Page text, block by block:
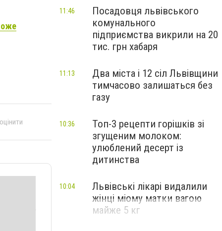
Посадовця львівського
комунального
підприємства викрили на 20
тис. грн хабаря
11:46
Два міста і 12 сіл Львівщини
тимчасово залишаться без
газу
11:13
Топ-3 рецепти горішків зі
згущеним молоком:
улюблений десерт із
дитинства
10:36
Львівські лікарі видалили
жінці міому матки вагою
майже 5 кг
10:04